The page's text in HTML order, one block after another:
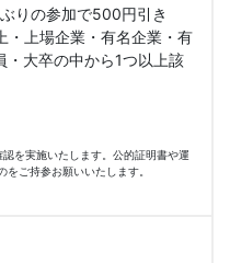
りの参加で500円引き
上場企業・有名企業・有
・大卒の中から1つ以上該
を実施いたします。公的証明書や運
ご持参お願いいたします。